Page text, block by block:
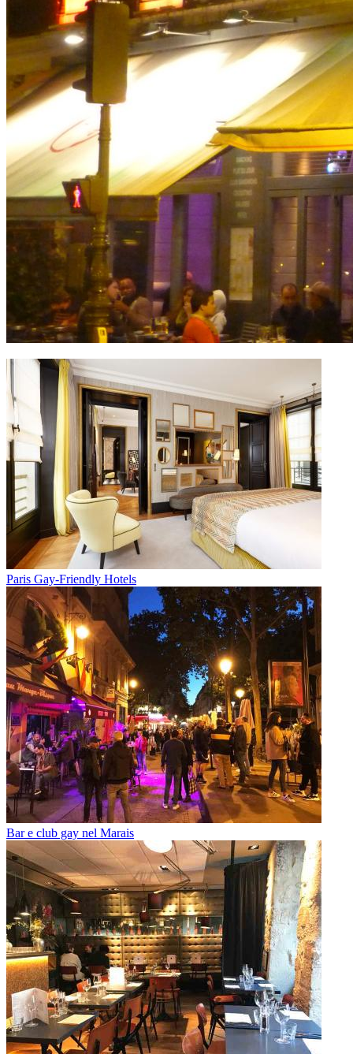
Paris Gay-Friendly Hotels
Bar e club gay nel Marais